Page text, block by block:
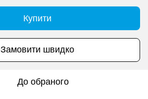
Купити
Замовити швидко
До обраного